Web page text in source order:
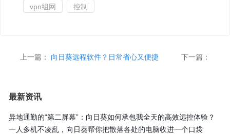
vpn组网 控制
上一篇： 向日葵远程软件？日常省心又便捷 下一篇：
最新资讯
异地通勤的“第二屏幕”：向日葵如何承包我全天的高效远控体验？
一人多机不凌乱，向日葵帮你把散落各处的电脑收进一个口袋